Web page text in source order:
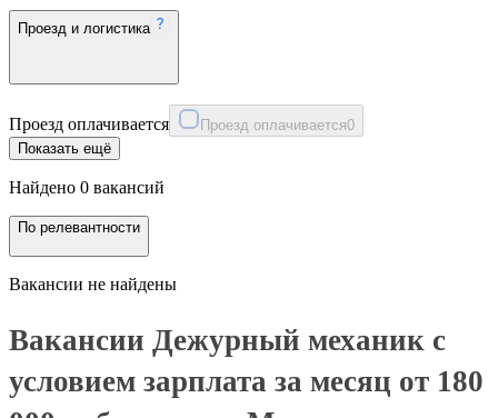
Проезд и логистика
Проезд оплачивается Проезд оплачивается0
Показать ещё
Найдено 0 вакансий
По релевантности
Вакансии не найдены
Вакансии Дежурный механик с
условием зарплата за месяц от 180